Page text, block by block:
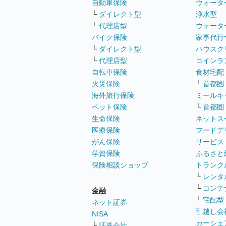
自動車保険
└ ダイレクト型
└ 代理店型
バイク保険
└ ダイレクト型
└ 代理店型
自転車保険
火災保険
海外旅行保険
ペット保険
生命保険
医療保険
がん保険
学資保険
保険相談ショップ
金融
ネット証券
NISA
ウォー
浄水型
ウォー
家事代行
ハウスク
コイン
食材宅配
└ 首都圏
ミールキ
└ 首都圏
ネットス
フード
サービス
ふるさと
トラン
└ レン
└ コンテ
└ 宅配型
引越し会
カーシ